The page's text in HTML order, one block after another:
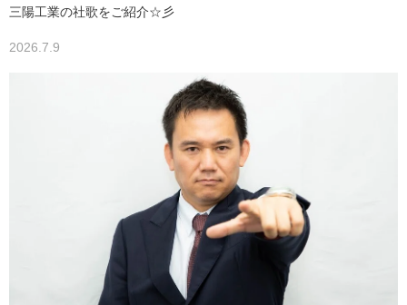
三陽工業の社歌をご紹介☆彡
2026.7.9